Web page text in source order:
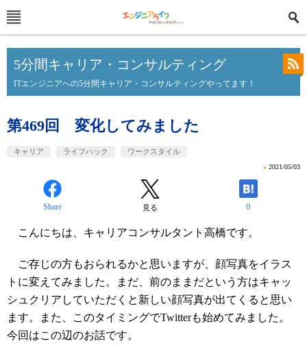
5分間キャリア・コンサルティング
ITエンジニアへの5分間キャリア・コンサルティングやってます！
第469回 変化してみました
キャリア ライフハック ワークスタイル
» 2021/05/03
Share 見る 0
こんにちは、キャリアコンサルタント高橋です。
ご存じの方もおられるかと思いますが、顔写真をイラス
トに変えてみました。まだ、前のままだという方はキャッ
シュクリアしていただくと新しい顔写真が出てくると思い
ます。また、このタイミングでTwitterも始めてみました。
今回はこの辺のお話です。